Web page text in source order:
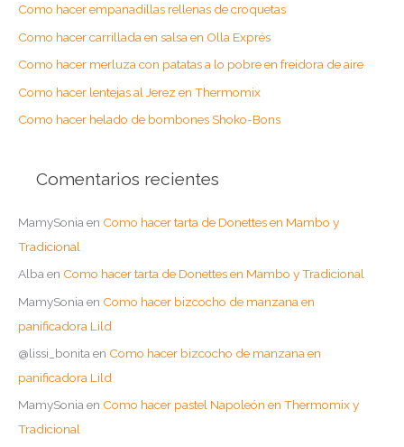
r
p
o
r
Como hacer empanadillas rellenas de croquetas
Como hacer carrillada en salsa en Olla Exprés
Como hacer merluza con patatas a lo pobre en freidora de aire
Como hacer lentejas al Jerez en Thermomix
Como hacer helado de bombones Shoko-Bons
Comentarios recientes
MamySonia en Como hacer tarta de Donettes en Mambo y
Tradicional
Alba en Como hacer tarta de Donettes en Mambo y Tradicional
MamySonia en Como hacer bizcocho de manzana en
panificadora Lild
@lissi_bonita en Como hacer bizcocho de manzana en
panificadora Lild
MamySoniaen Como hacer pastel Napoleón en Thermomix y
Tradicional